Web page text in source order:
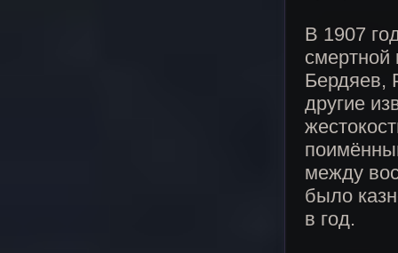
В 1907
смертной
Бердяев,
другие
между
было
в год.